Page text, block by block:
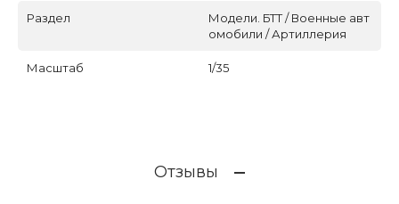
Раздел
Модели. БТТ / Военные авт
омобили / Артиллерия
Масштаб 1/35
Отзывы